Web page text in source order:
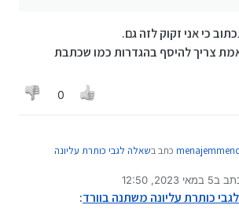
כי אני זקוק לזה גם.
צריך להיסף בהגדרות כמו שכתבת
0
כתב בשאלה לגבי כותרת עליונה
menajemmendelכתב בשאלה לגבי כותרת עליונה
בוורד:
ב5 במאי 2023, 12:50
נערך לאחרונה על ידי
כותרת עליונה משתנה בוורד: